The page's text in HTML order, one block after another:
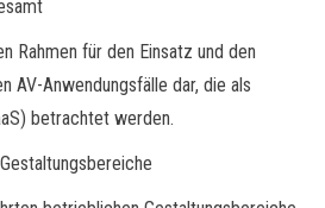
Rahmen für den Einsatz und den
AV-Anwendungsfälle dar, die als
betrachtet werden.